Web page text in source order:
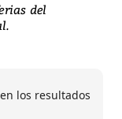
del
los resultados